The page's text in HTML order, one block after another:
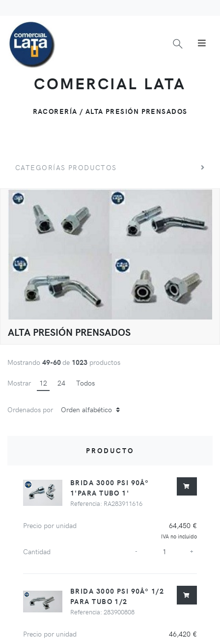
COMERCIAL LATA
RACORERÍA / ALTA PRESIÓN PRENSADOS
CATEGORÍAS PRODUCTOS
ALTA PRESIÓN PRENSADOS
Mostrando 49-60de 1023 productos
Mostrar 12 24 Todos
Ordenados por
PRODUCTO
BRIDA 3000 PSI 90Âº
1'PARA TUBO 1'
Referencia: RA283911616
Precio por unidad 64,450 €
IVA no incluido
Cantidad - +
BRIDA 3000 PSI 90Âº 1/2
PARA TUBO 1/2
Referencia: 283900808
Precio por unidad 46,420 €